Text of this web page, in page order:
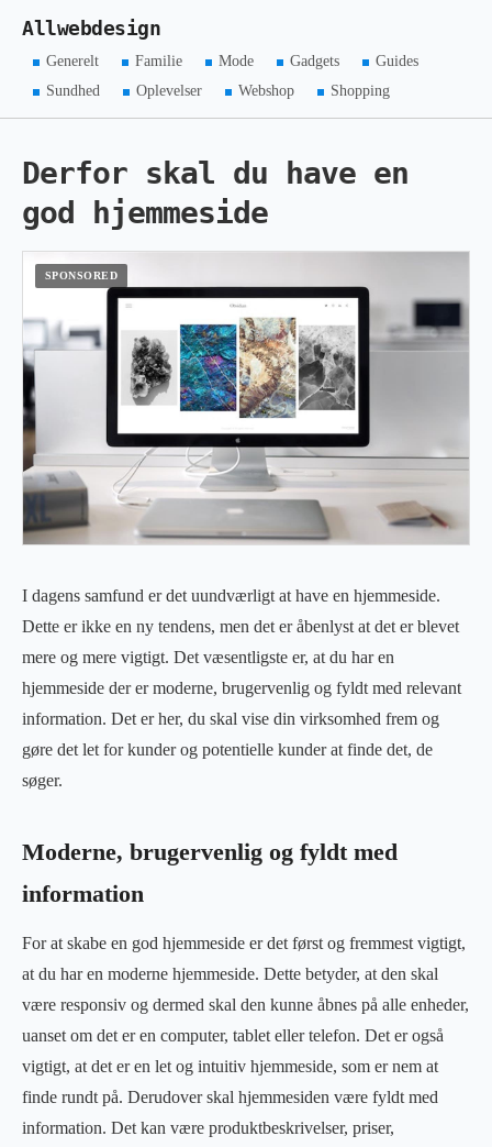
Allwebdesign
Generelt Familie Mode Gadgets
Guides
Sundhed
Oplevelser Webshop Shopping
Derfor skal du have en
god hjemmeside
I dagens samfund er det uundværligt at have en hjemmeside.
Dette er ikke en ny tendens, men det er åbenlyst at det er blevet
mere og mere vigtigt. Det væsentligste er, at du har en
hjemmeside der er moderne, brugervenlig og fyldt med relevant
information. Det er her, du skal vise din virksomhed frem og
gøre det let for kunder og potentielle kunder at finde det, de
søger.
Moderne, brugervenlig og fyldt med
information
For at skabe en god hjemmeside er det først og fremmest vigtigt,
at du har en moderne hjemmeside. Dette betyder, at den skal
være responsiv og dermed skal den kunne åbnes på alle enheder,
uanset om det er en computer, tablet eller telefon. Det er også
vigtigt, at det er en let og intuitiv hjemmeside, som er nem at
finde rundt på. Derudover skal hjemmesiden være fyldt med
information. Det kan være produktbeskrivelser, priser,